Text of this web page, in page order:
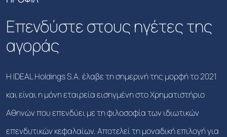
Επενδύστε στους ηγέτες της
αγοράς
Η IDEAL Holdings S.A. έλαβε τη σημερινή της μορφή το 2021
και είναι η μόνη εταιρεία εισηγμένη στο Χρηματιστήριο
Αθηνών που επενδύει με τη φιλοσοφία των ιδιωτικών
επενδυτικών κεφαλαίων. Αποτελεί τη μοναδική επιλογή για